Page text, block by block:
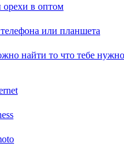
в оптом
или планшета
найти то что тебе